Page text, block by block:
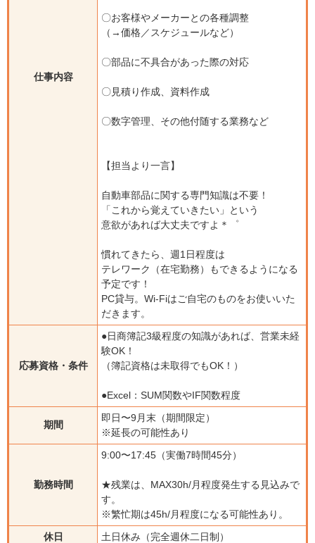
仕事内容
〇お客様やメーカーとの各種調整
（→価格／スケジュールなど）
〇部品に不具合があった際の対応
〇見積り作成、資料作成
〇数字管理、その他付随する業務など
【担当より一言】
自動車部品に関する専門知識は不要！
「これから覚えていきたい」という
意欲があれば大丈夫ですよ＊゜
慣れてきたら、週1日程度は
テレワーク（在宅勤務）もできるようになる
予定です！
PC貸与。Wi-Fiはご自宅のものをお使いいた
だきます。
応募資格・条件
●日商簿記3級程度の知識があれば、営業未経
験OK！
（簿記資格は未取得でもOK！）
●Excel：SUM関数やIF関数程度
期間
即日〜9月末（期間限定）
※延長の可能性あり
勤務時間
9:00〜17:45（実働7時間45分）
★残業は、MAX30h/月程度発生する見込みで
す。
※繁忙期は45h/月程度になる可能性あり。
休日
土日休み（完全週休二日制）